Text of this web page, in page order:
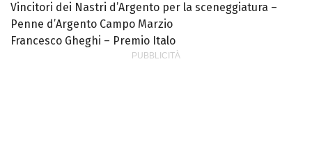
Vincitori dei Nastri d’Argento per la sceneggiatura –
Penne d’Argento Campo Marzio
Francesco Gheghi – Premio Italo